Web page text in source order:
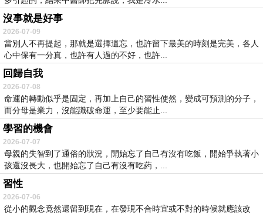
沒事就是好事
2026-07-09
當別人不再提起，那就是選擇遺忘，也許留下最美的時刻是完美，各人
心中保有一分真，也許有人過的不好，也許...
回歸自我
2026-07-08
命運的轉動似乎是固定，再加上自己的習性使然，變成可預測的分子，
而分母是業力，沒能識破命運，至少要能止...
學習的機會
2026-07-07
母親的失智到了通俗的狀況，開始忘了自己有沒有吃飯，開始爭執著小
孩還沒長大，也開始忘了自己有沒有吃葯，...
習性
2026-07-06
從小的觀念竟然還留到現在，在發現不合時宜或不對的時候就應該改